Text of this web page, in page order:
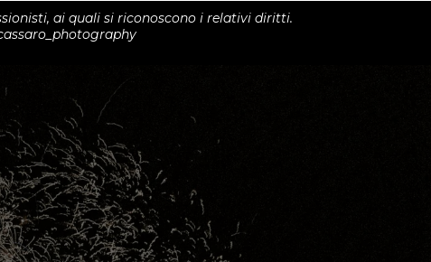
ai quali si riconoscono i relativi diritti.